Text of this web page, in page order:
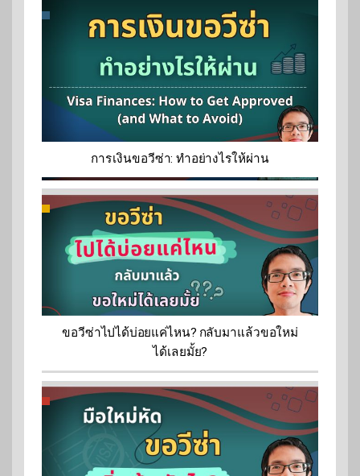
การเงินขอวีซ่า: ทำอย่างไรให้ผ่าน
ขอวีซ่าไปได้บ่อยแค่ไหน? กลับมาแล้วขอใหม่
ได้เลยมั้ย?